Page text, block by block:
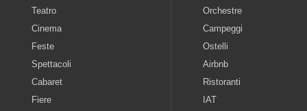
Teatro
Cinema
Feste
Spettacoli
Cabaret
Fiere
Orchestre
Campeggi
Ostelli
Airbnb
Ristoranti
IAT